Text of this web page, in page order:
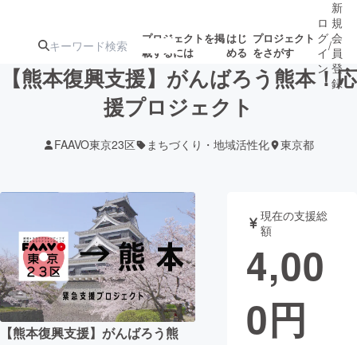
プロジェクトを掲
載するには
はじ
める
プロジェクト
をさがす
注目のリ
ターン
ジェクト
募集終了が近いプ
ロジェクト
もうすぐ公開
されます
アート・写真 音楽
テクノロジー・ガジェット ゲーム・サ
映像・映画 書籍・雑誌
ロ
グ
イ
ン
/
新
規
会
員
登
録
【熊本復興支援】がんばろう熊本！応
援プロジェクト
FAAVO東京23区 まちづくり・地域活性化 東京都
【熊本復興支援】がんばろう熊
現在の支援総
額
4,00
0円